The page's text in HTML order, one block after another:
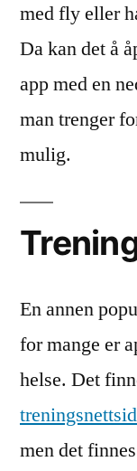
med fly eller
Da kan det å
app med en
man trenger
mulig.
En annen
for mange er
helse. Det
men det